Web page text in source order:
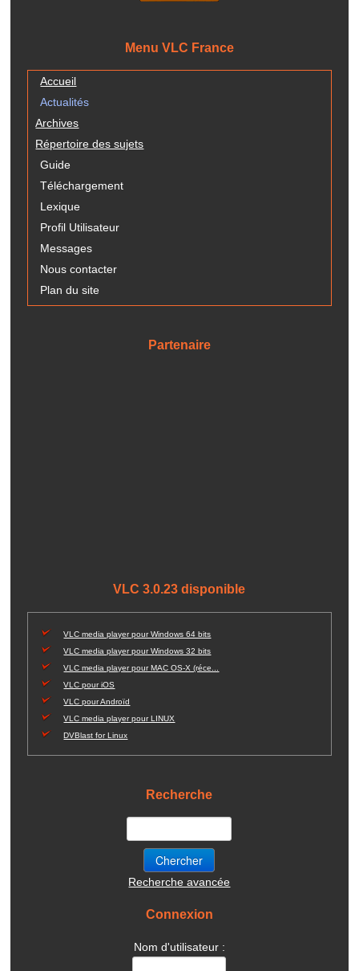
Menu VLC France
Accueil
Actualités
Archives
Répertoire des sujets
Guide
Téléchargement
Lexique
Profil Utilisateur
Messages
Nous contacter
Plan du site
Partenaire
VLC 3.0.23 disponible
VLC media player pour Windows 64 bits
VLC media player pour Windows 32 bits
VLC media player pour MAC OS-X (réce...
VLC pour iOS
VLC pour Androïd
VLC media player pour LINUX
DVBlast for Linux
Recherche
Recherche avancée
Connexion
Nom d'utilisateur :